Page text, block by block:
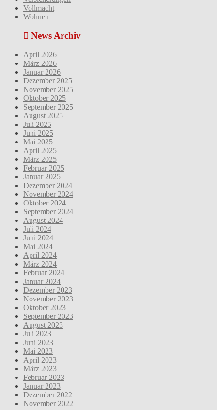
Vollmacht
Wohnen
News Archiv
April 2026
März 2026
Januar 2026
Dezember 2025
November 2025
Oktober 2025
September 2025
August 2025
Juli 2025
Juni 2025
Mai 2025
April 2025
März 2025
Februar 2025
Januar 2025
Dezember 2024
November 2024
Oktober 2024
September 2024
August 2024
Juli 2024
Juni 2024
Mai 2024
April 2024
März 2024
Februar 2024
Januar 2024
Dezember 2023
November 2023
Oktober 2023
September 2023
August 2023
Juli 2023
Juni 2023
Mai 2023
April 2023
März 2023
Februar 2023
Januar 2023
Dezember 2022
November 2022